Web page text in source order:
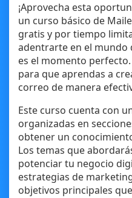
¡Aprovecha esta
un curso básico de
gratis y por tiempo
adentrarte en el mundo
es el momento
para que aprendas a
correo de manera
Este curso cuenta con
organizadas en
obtener un
Los temas que
potenciar tu negocio
estrategias de
objetivos principales